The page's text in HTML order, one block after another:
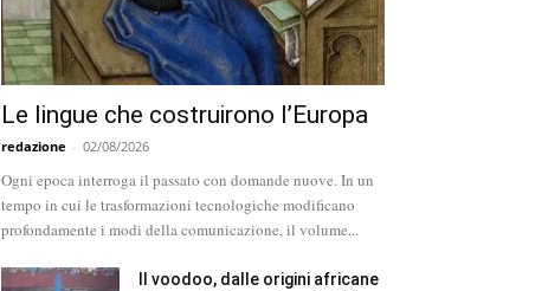
Le lingue che costruirono l’Europa
redazione - 02/08/2026
Ogni epoca interroga il passato con domande nuove. In un
tempo in cui le trasformazioni tecnologiche modificano
profondamente i modi della comunicazione, il volume...
Il voodoo, dalle origini africane